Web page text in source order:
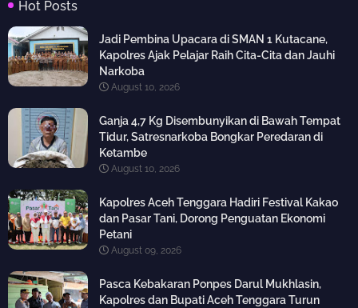
Hot Posts
Jadi Pembina Upacara di SMAN 1 Kutacane,
Kapolres Ajak Pelajar Raih Cita-Cita dan Jauhi
Narkoba
August 10, 2026
Ganja 4,7 Kg Disembunyikan di Bawah Tempat
Tidur, Satresnarkoba Bongkar Peredaran di
Ketambe
August 10, 2026
Kapolres Aceh Tenggara Hadiri Festival Kakao
dan Pasar Tani, Dorong Penguatan Ekonomi
Petani
August 09, 2026
Pasca Kebakaran Ponpes Darul Mukhlasin,
Kapolres dan Bupati Aceh Tenggara Turun